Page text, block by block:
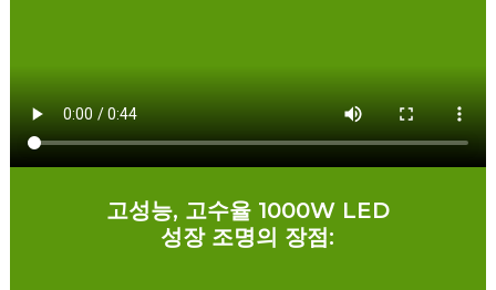
고성능, 고수율 1000W LED
성장 조명의 장점: